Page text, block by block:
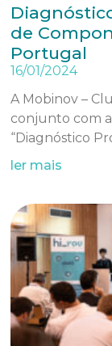
de
Portugal
16/01/2024
A Mobinov –
conjunto com
“Diagnóstico
ler mais